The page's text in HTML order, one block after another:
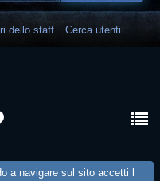
dello staff Cerca utenti
a navigare sul sito accetti l